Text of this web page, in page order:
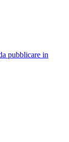
pubblicare in